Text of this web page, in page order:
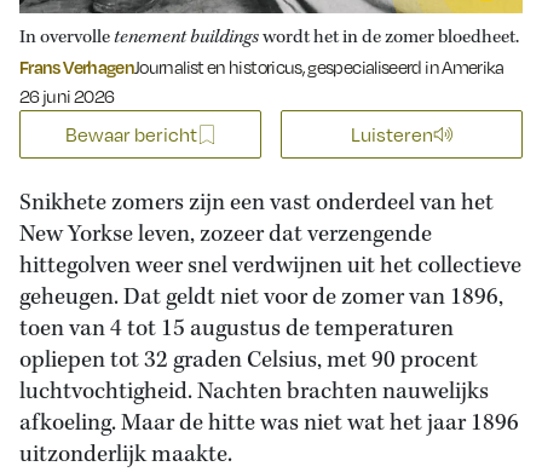
In overvolletenement buildingswordt het in de zomer bloedheet.
Frans VerhagenJournalist en historicus, gespecialiseerd in Amerika
Gepubliceerd op:
26 juni 2026
Bewaar bericht Luisteren
Snikhete zomers zijn een vast onderdeel van het
New Yorkse leven, zozeer dat verzengende
hittegolven weer snel verdwijnen uit het collectieve
geheugen. Dat geldt niet voor de zomer van 1896,
toen van 4 tot 15 augustus de temperaturen
opliepen tot 32 graden Celsius, met 90 procent
luchtvochtigheid. Nachten brachten nauwelijks
afkoeling. Maar de hitte was niet wat het jaar 1896
uitzonderlijk maakte.